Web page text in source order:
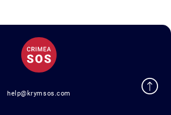
help@krymsos.com